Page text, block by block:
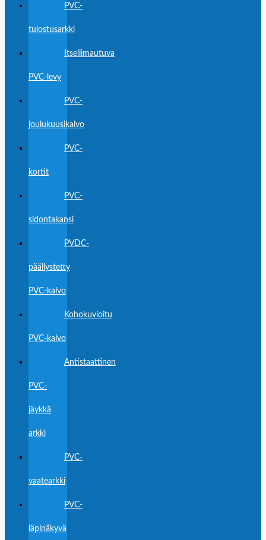
PVC-
tulostusarkki
Itseliimautuva
PVC-levy
PVC-
joulukuusikalvo
PVC-
kortit
PVC-
sidontakansi
PVDC-
päällystetty
PVC-kalvo
Kohokuvioitu
PVC-kalvo
Antistaattinen
PVC-
jäykkä
arkki
PVC-
vaatearkki
PVC-
läpinäkyvä